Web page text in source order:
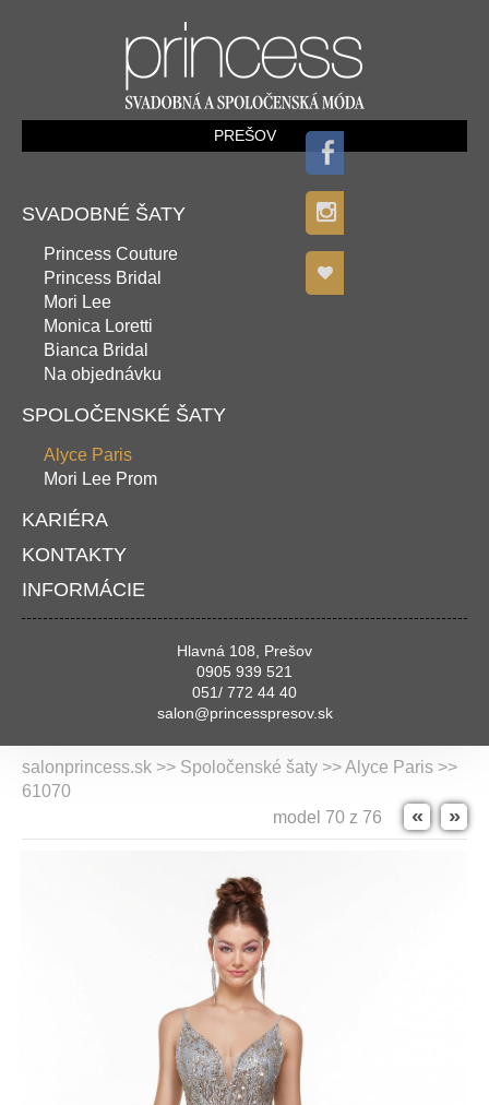
PREŠOV
SVADOBNÉ ŠATY
Princess Couture
Princess Bridal
Mori Lee
Monica Loretti
Bianca Bridal
Na objednávku
SPOLOČENSKÉ ŠATY
Alyce Paris
Mori Lee Prom
KARIÉRA
KONTAKTY
INFORMÁCIE
Hlavná 108, Prešov
0905 939 521
051/ 772 44 40
salon@princesspresov.sk
salonprincess.sk >> Spoločenské šaty >>Alyce Paris >>
61070
»
«
model 70 z 76